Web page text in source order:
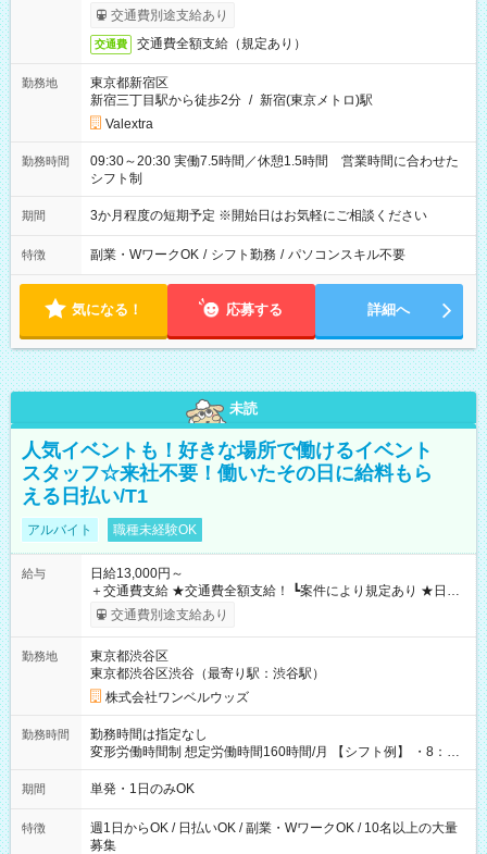
交通費別途支給あり
交通費 交通費全額支給（規定あり）
勤務地
東京都新宿区
新宿三丁目駅から徒歩2分 / 新宿(東京メトロ)駅
Valextra
勤務時間
09:30～20:30 実働7.5時間／休憩1.5時間 営業時間に合わせた
シフト制
期間 3か月程度の短期予定 ※開始日はお気軽にご相談ください
特徴 副業・WワークOK / シフト勤務 / パソコンスキル不要
気になる！ 応募する 詳細へ
未読
人気イベントも！好きな場所で働けるイベント
スタッフ☆来社不要！働いたその日に給料もら
える日払い/T1
アルバイト 職種未経験OK
給与
日給13,000円～
＋交通費支給 ★交通費全額支給！ ┗案件により規定あり ★日払
いOK！（規定あり） ┗働いたその日に現金GET♪ お仕事後はコ
ンビニATMから 日払い分を引き落とせます！ 【試用期間】試
交通費別途支給あり
勤務地
東京都渋谷区
東京都渋谷区渋谷（最寄り駅：渋谷駅）
株式会社ワンベルウッズ
勤務時間
勤務時間は指定なし
変形労働時間制 想定労働時間160時間/月 【シフト例】 ・8：00
～21：00
期間 単発・1日のみOK
特徴
週1日からOK / 日払いOK / 副業・WワークOK / 10名以上の大量
募集